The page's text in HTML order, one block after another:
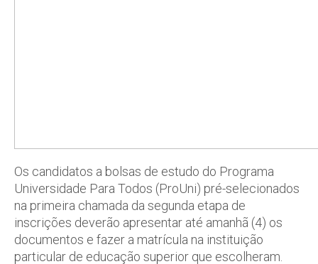
Os candidatos a bolsas de estudo do Programa
Universidade Para Todos (ProUni) pré-selecionados
na primeira chamada da segunda etapa de
inscrições deverão apresentar até amanhã (4) os
documentos e fazer a matrícula na instituição
particular de educação superior que escolheram.